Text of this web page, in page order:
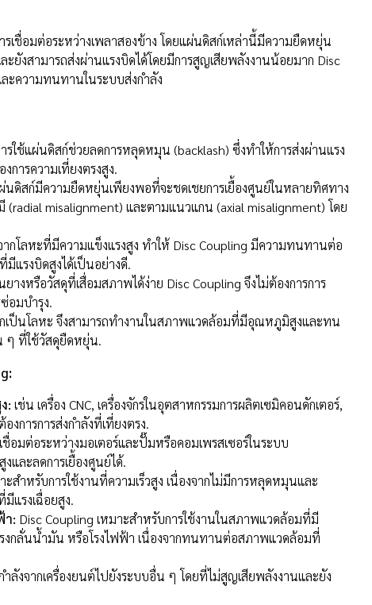
เชื่อมต่อระหว่างเพลาสองข้าง โดยแผ่นดิสก์เหล่านี้มีความยืดหยุ่น
ะยังสามารถส่งผ่านแรงบิดได้โดยมีการสูญเสียพลังงานน้อยมาก Disc
ะความทนทานในระบบส่งกำลัง
รใช้แผ่นดิสก์ช่วยลดการหลุดหมุน (backlash) ซึ่งทำให้การส่งผ่านแรง
ารความเที่ยงตรงสูง.
นดิสก์มีความยืดหยุ่นเพียงพอที่จะชดเชยการเยื้องศูนย์ในหลายทิศทาง
(radial misalignment) และตามแนวแกน (axial misalignment) โดย
ากโลหะที่มีความแข็งแรงสูง ทำให้ Disc Coupling มีความทนทานต่อ
แรงบิดสูงได้เป็นอย่างดี.
างหรือวัสดุที่เสื่อมสภาพได้ง่าย Disc Coupling จึงไม่ต้องการการ
อมบำรุง.
กเป็นโลหะ จึงสามารถทำงานในสภาพแวดล้อมที่มีอุณหภูมิสูงและทน
ๆ ที่ใช้วัสดุยืดหยุ่น.
: เช่น เครื่อง CNC, เครื่องจักรในอุตสาหกรรมการผลิตเซมิคอนดักเตอร์,
งการการส่งกำลังที่เที่ยงตรง.
ชื่อมต่อระหว่างมอเตอร์และปั๊มหรือคอมเพรสเซอร์ในระบบ
และลดการเยื้องศูนย์ได้.
ะสำหรับการใช้งานที่ความเร็วสูง เนื่องจากไม่มีการหลุดหมุนและ
แรงเฉื่อยสูง.
า: Disc Coupling เหมาะสำหรับการใช้งานในสภาพแวดล้อมที่มี
งกลั่นน้ำมัน หรือโรงไฟฟ้า เนื่องจากทนทานต่อสภาพแวดล้อมที่
ำลังจากเครื่องยนต์ไปยังระบบอื่น ๆ โดยที่ไม่สูญเสียพลังงานและยัง